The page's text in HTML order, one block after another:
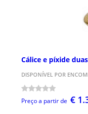
Cálice e píxide
DISPONÍVEL POR
Preço a partir de €